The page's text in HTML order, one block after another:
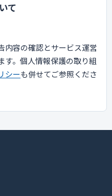
て
内容の確認とサービス運営
す。個人情報保護の取り組
シーも併せてご参照くださ